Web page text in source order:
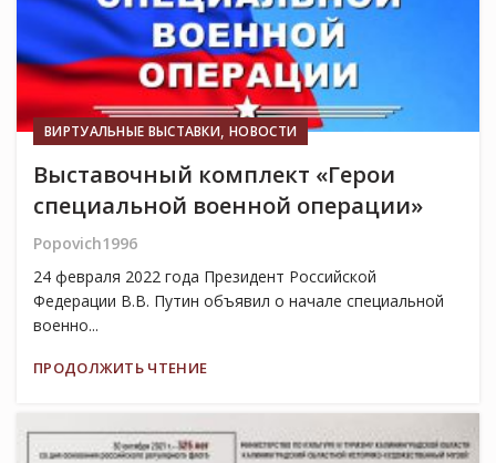
ВИРТУАЛЬНЫЕ ВЫСТАВКИ, НОВОСТИ
Выставочный комплект «Герои
специальной военной операции»
Popovich1996
24 февраля 2022 года Президент Российской
Федерации В.В. Путин объявил о начале специальной
военно...
ПРОДОЛЖИТЬ ЧТЕНИЕ
27